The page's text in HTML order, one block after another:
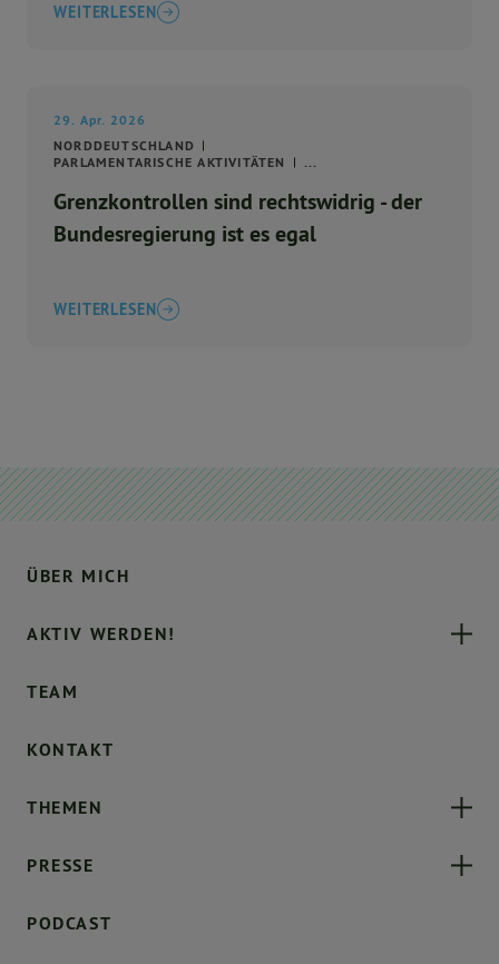
WEITERLESEN
29. Apr. 2026
NORDDEUTSCHLAND
PARLAMENTARISCHE AKTIVITÄTEN
...
Grenzkontrollen sind rechtswidrig - der
Bundesregierung ist es egal
WEITERLESEN
ÜBER MICH
AKTIV WERDEN!
TEAM
KONTAKT
THEMEN
PRESSE
PODCAST